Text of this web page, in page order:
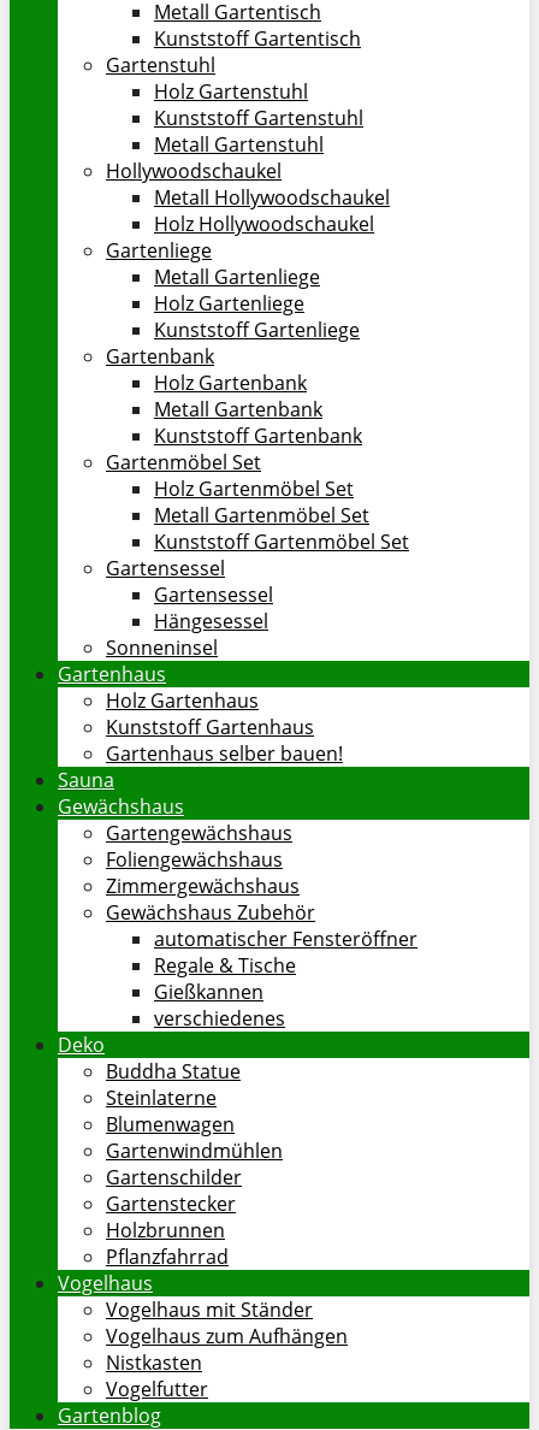
Metall Gartentisch
Kunststoff Gartentisch
Gartenstuhl
Holz Gartenstuhl
Kunststoff Gartenstuhl
Metall Gartenstuhl
Hollywoodschaukel
Metall Hollywoodschaukel
Holz Hollywoodschaukel
Gartenliege
Metall Gartenliege
Holz Gartenliege
Kunststoff Gartenliege
Gartenbank
Holz Gartenbank
Metall Gartenbank
Kunststoff Gartenbank
Gartenmöbel Set
Holz Gartenmöbel Set
Metall Gartenmöbel Set
Kunststoff Gartenmöbel Set
Gartensessel
Gartensessel
Hängesessel
Sonneninsel
Gartenhaus
Holz Gartenhaus
Kunststoff Gartenhaus
Gartenhaus selber bauen!
Sauna
Gewächshaus
Gartengewächshaus
Foliengewächshaus
Zimmergewächshaus
Gewächshaus Zubehör
automatischer Fensteröffner
Regale & Tische
Gießkannen
verschiedenes
Deko
Buddha Statue
Steinlaterne
Blumenwagen
Gartenwindmühlen
Gartenschilder
Gartenstecker
Holzbrunnen
Pflanzfahrrad
Vogelhaus
Vogelhaus mit Ständer
Vogelhaus zum Aufhängen
Nistkasten
Vogelfutter
Gartenblog